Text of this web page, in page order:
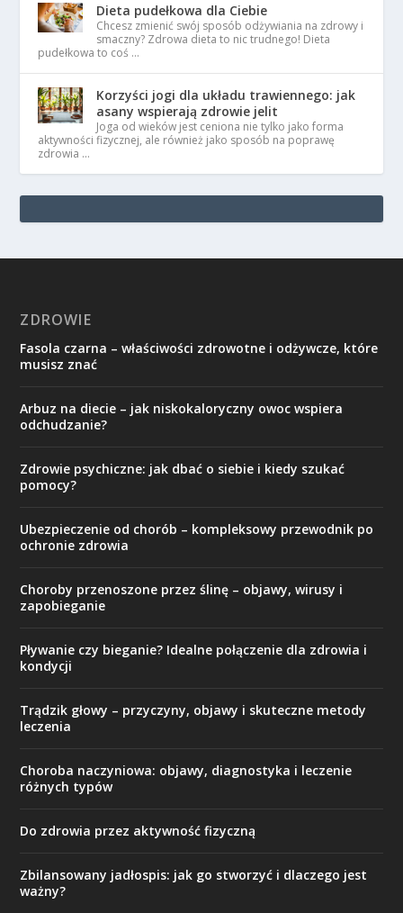
Dieta pudełkowa dla Ciebie
Chcesz zmienić swój sposób odżywiania na zdrowy i
smaczny? Zdrowa dieta to nic trudnego! Dieta
pudełkowa to coś …
Korzyści jogi dla układu trawiennego: jak
asany wspierają zdrowie jelit
Joga od wieków jest ceniona nie tylko jako forma
aktywności fizycznej, ale również jako sposób na poprawę
zdrowia …
ZDROWIE
Fasola czarna – właściwości zdrowotne i odżywcze, które
musisz znać
Arbuz na diecie – jak niskokaloryczny owoc wspiera
odchudzanie?
Zdrowie psychiczne: jak dbać o siebie i kiedy szukać
pomocy?
Ubezpieczenie od chorób – kompleksowy przewodnik po
ochronie zdrowia
Choroby przenoszone przez ślinę – objawy, wirusy i
zapobieganie
Pływanie czy bieganie? Idealne połączenie dla zdrowia i
kondycji
Trądzik głowy – przyczyny, objawy i skuteczne metody
leczenia
Choroba naczyniowa: objawy, diagnostyka i leczenie
różnych typów
Do zdrowia przez aktywność fizyczną
Zbilansowany jadłospis: jak go stworzyć i dlaczego jest
ważny?